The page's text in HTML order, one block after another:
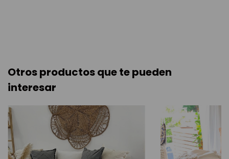
Otros productos que te pueden
interesar